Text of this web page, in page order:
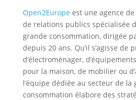
Open2Europe est une agence
de relations publics spécialisée
grande consommation, dirigée
depuis 20 ans. Qu’il s’agisse de
d’électroménager,
pour la maison, de mobilier ou
l’équipe dédiée au secteur de la
consommation élabore des